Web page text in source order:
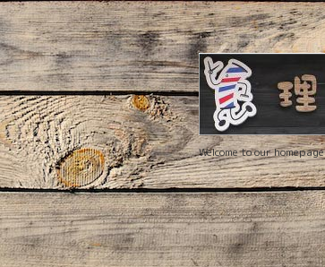
Welcome to our homepage